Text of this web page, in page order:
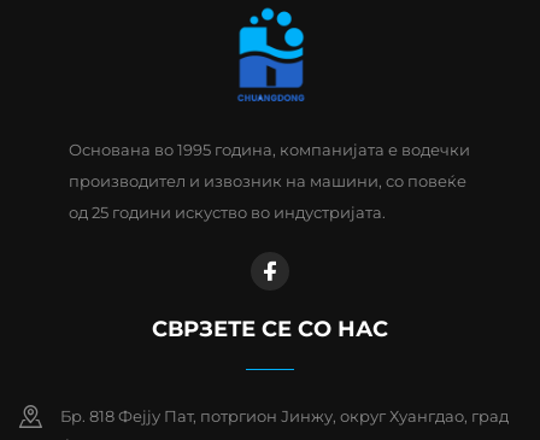
Основана во 1995 година, компанијата е водечки
производител и извозник на машини, со повеќе
од 25 години искуство во индустријата.
СВРЗЕТЕ СЕ СО НАС
Бр. 818 Фејју Пат, потргион Јинжу, округ Хуангдао, град